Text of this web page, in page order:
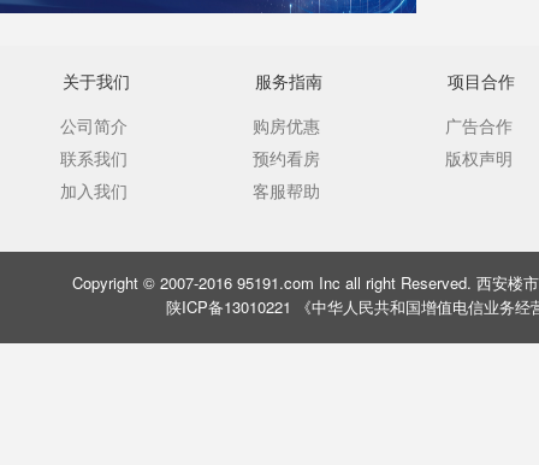
关于我们
公司简介
联系我们
加入我们
服务指南
购房优惠
预约看房
客服帮助
项目合作
广告合作
版权声明
Copyright © 2007-2016 95191.com Inc all right Reserved. 西安楼
陕ICP备13010221 《中华人民共和国增值电信业务经